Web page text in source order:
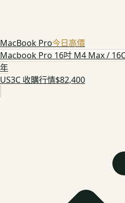
MacBook Pro今日高價
Macbook Pro 16吋 M4 Max /
年
US3C 收購行情$82,400